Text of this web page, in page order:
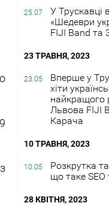
25.07
У Трускавці
«Шедеври
FIJI Band та
23 ТРАВНЯ, 2023
23.05
Вперше у
хіти
найкращого
Львова FIJI
Карача
10 ТРАВНЯ, 2023
10.05
Розкрутка
що таке
28 КВІТНЯ, 2023